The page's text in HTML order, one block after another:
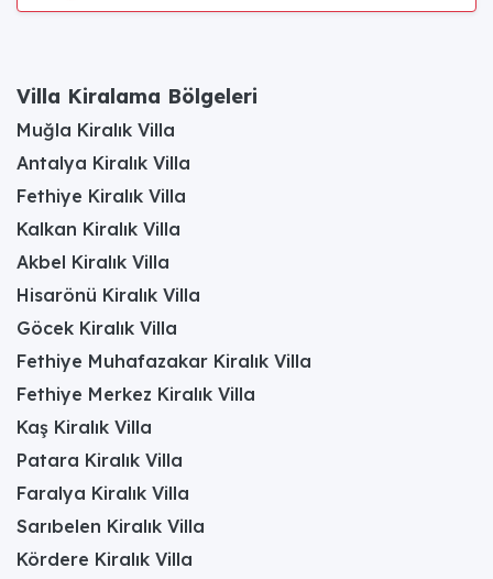
Villa Kiralama Bölgeleri
Muğla Kiralık Villa
Antalya Kiralık Villa
Fethiye Kiralık Villa
Kalkan Kiralık Villa
Akbel Kiralık Villa
Hisarönü Kiralık Villa
Göcek Kiralık Villa
Fethiye Muhafazakar Kiralık Villa
Fethiye Merkez Kiralık Villa
Kaş Kiralık Villa
Patara Kiralık Villa
Faralya Kiralık Villa
Sarıbelen Kiralık Villa
Kördere Kiralık Villa